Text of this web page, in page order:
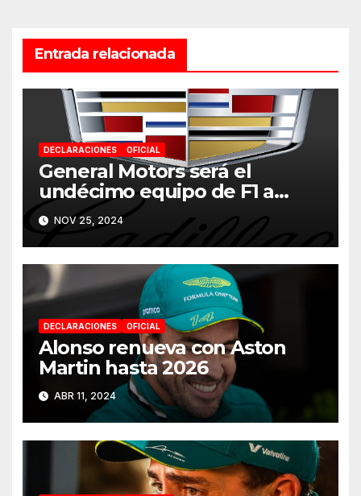
Entrada relacionada
DECLARACIONES OFICIAL
General Motors será el
undécimo equipo de F1 a
partir de 2026
NOV 25, 2024
DECLARACIONES OFICIAL
Alonso renueva con Aston
Martin hasta 2026
ABR 11, 2024